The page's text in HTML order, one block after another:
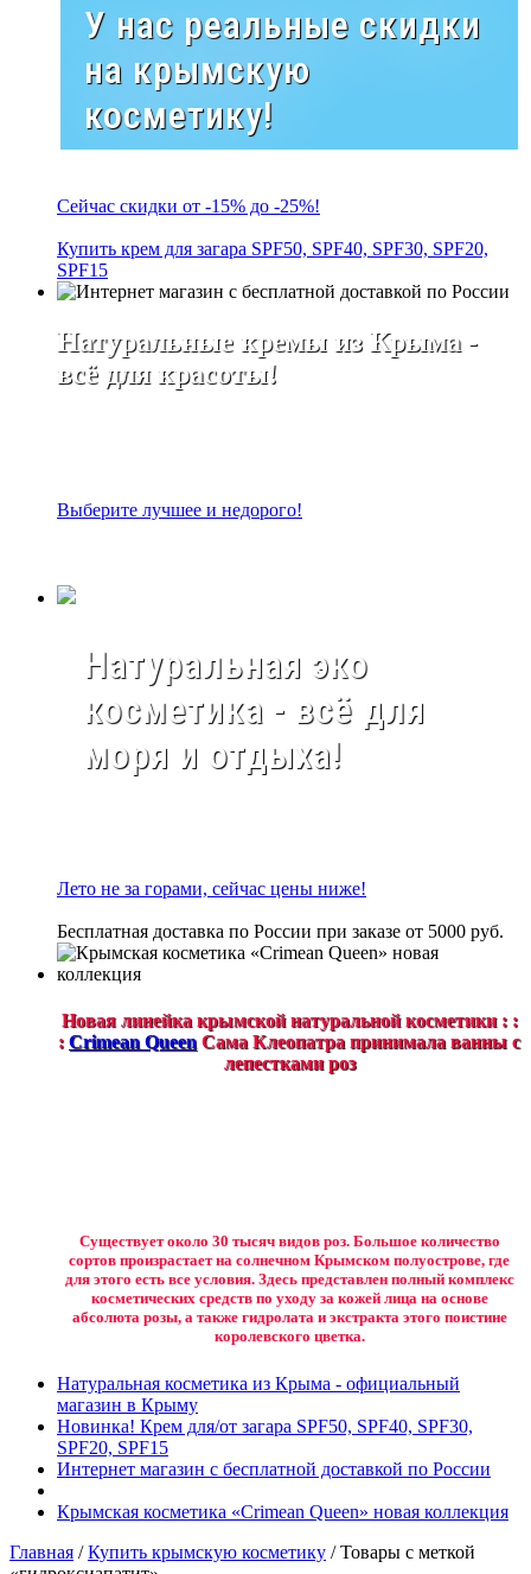
У нас реальные скидки
на крымскую
косметику!
Сейчас скидки от -15% до -25%!
Купить крем для загара SPF50, SPF40, SPF30, SPF20,
SPF15
Натуральные кремы из Крыма -
всё для красоты!
Выберите лучшее и недорого!
Натуральная эко
косметика - всё для
моря и отдыха!
Лето не за горами, сейчас цены ниже!
Бесплатная доставка по России при заказе от 5000 руб.
Новая линейка крымской натуральной косметики : :
: Crimean Queen Сама Клеопатра принимала ванны с
лепестками роз
Существует около 30 тысяч видов роз. Большое количество
сортов произрастает на солнечном Крымском полуострове, где
для этого есть все условия. Здесь представлен полный комплекс
косметических средств по уходу за кожей лица на основе
абсолюта розы, а также гидролата и экстракта этого поистине
королевского цветка.
Натуральная косметика из Крыма - официальный
магазин в Крыму
Новинка! Крем для/от загара SPF50, SPF40, SPF30,
SPF20, SPF15
Интернет магазин с бесплатной доставкой по России
Крымская косметика «Crimean Queen» новая коллекция
Главная /Купить крымскую косметику / Товары с меткой